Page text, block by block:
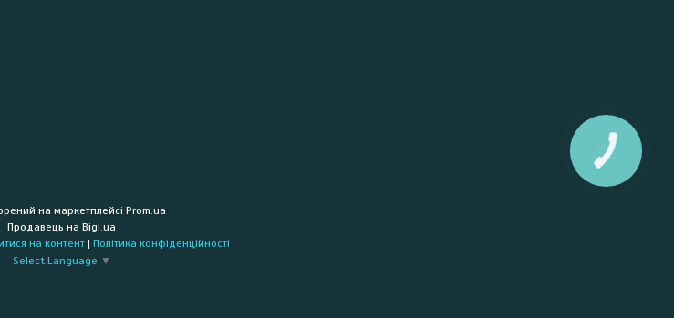
на маркетплейсі Prom.ua
Продавець на Bigl.ua
на контент | Політика конфіденційності
Select Language ▼
КНОПКА
ЗВ'ЯЗКУ